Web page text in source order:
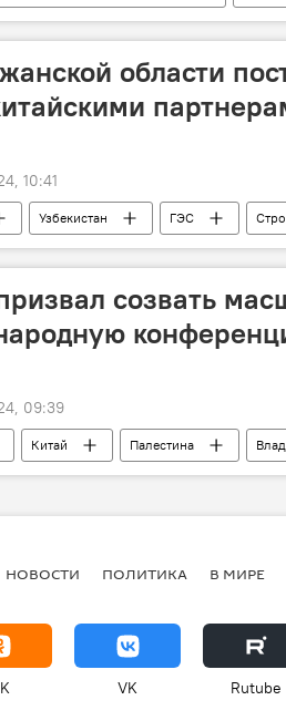
В мире
области
10:41
Узбекистан ГЭС
созвать
09:39
Китай Палестина
НОВОСТИ ПОЛИТИКА В МИРЕ
VK Rutube